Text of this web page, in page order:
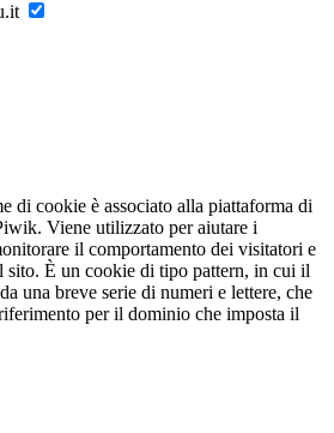
di cookie è associato alla piattaforma di
Viene utilizzato per aiutare i
il comportamento dei visitatori e
sito. È un cookie di tipo pattern, in cui il
una breve serie di numeri e lettere, che
per il dominio che imposta il